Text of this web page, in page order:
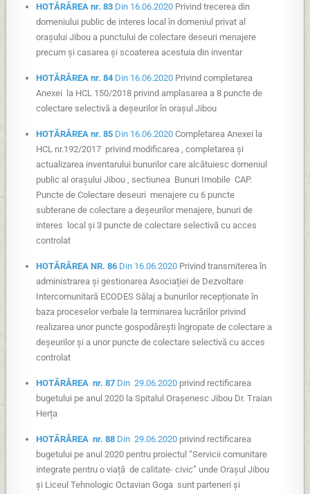
HOTĂRÂREA nr. 83 Din 16.06.2020 Privind trecerea din
domeniului public de interes local în domeniul privat al
orașului Jibou a punctului de colectare deseuri menajere
precum și casarea și scoaterea acestuia din inventar
HOTĂRÂREA nr. 84 Din 16.06.2020 Privind completarea
Anexei la HCL 150/2018 privind amplasarea a 8 puncte de
colectare selectivă a deșeurilor în orașul Jibou
HOTĂRÂREA nr. 85 Din 16.06.2020 Completarea Anexei la
HCL nr.192/2017 privind modificarea , completarea și
actualizarea inventarului bunurilor care alcătuiesc domeniul
public al orașului Jibou , sectiunea Bunuri Imobile CAP.
Puncte de Colectare deseuri menajere cu 6 puncte
subterane de colectare a deșeurilor menajere, bunuri de
interes local și 3 puncte de colectare selectivă cu acces
controlat
HOTĂRÂREA NR. 86 Din 16.06.2020 Privind transmiterea în
administrarea și gestionarea Asociației de Dezvoltare
Intercomunitară ECODES Sălaj a bunurilor recepționate în
baza proceselor verbale la terminarea lucrărilor privind
realizarea unor puncte gospodărești îngropate de colectare a
deșeurilor și a unor puncte de colectare selectivă cu acces
controlat
HOTĂRÂREA nr. 87 Din 29.06.2020 privind rectificarea
bugetului pe anul 2020 la Spitalul Orașenesc Jibou Dr. Traian
Herța
HOTĂRÂREA nr. 88 Din 29.06.2020 privind rectificarea
bugetului pe anul 2020 pentru proiectul “Servicii comunitare
integrate pentru o viață de calitate- civic” unde Orașul Jibou
și Liceul Tehnologic Octavian Goga sunt parteneri și